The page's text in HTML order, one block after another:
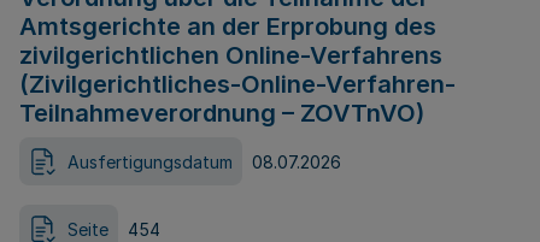
Amtsgerichte an der Erprobung des
zivilgerichtlichen Online-Verfahrens
(Zivilgerichtliches-Online-Verfahren-
Teilnahmeverordnung – ZOVTnVO)
Ausfertigungsdatum 08.07.2026
Seite 454